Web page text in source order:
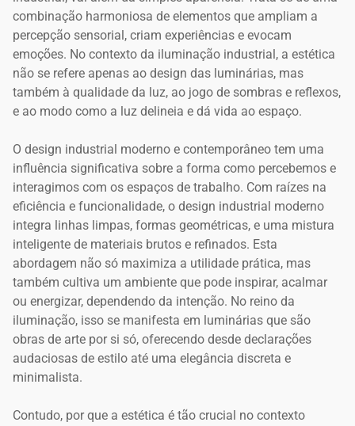
combinação harmoniosa de elementos que ampliam a
percepção sensorial, criam experiências e evocam
emoções. No contexto da iluminação industrial, a estética
não se refere apenas ao design das luminárias, mas
também à qualidade da luz, ao jogo de sombras e reflexos,
e ao modo como a luz delineia e dá vida ao espaço.
O design industrial moderno e contemporâneo tem uma
influência significativa sobre a forma como percebemos e
interagimos com os espaços de trabalho. Com raízes na
eficiência e funcionalidade, o design industrial moderno
integra linhas limpas, formas geométricas, e uma mistura
inteligente de materiais brutos e refinados. Esta
abordagem não só maximiza a utilidade prática, mas
também cultiva um ambiente que pode inspirar, acalmar
ou energizar, dependendo da intenção. No reino da
iluminação, isso se manifesta em luminárias que são
obras de arte por si só, oferecendo desde declarações
audaciosas de estilo até uma elegância discreta e
minimalista.
Contudo, por que a estética é tão crucial no contexto